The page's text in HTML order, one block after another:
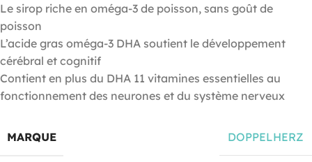
Le sirop riche en oméga-3 de poisson, sans goût de
poisson
L’acide gras oméga-3 DHA soutient le développement
cérébral et cognitif
Contient en plus du DHA 11 vitamines essentielles au
fonctionnement des neurones et du système nerveux
MARQUE DOPPELHERZ